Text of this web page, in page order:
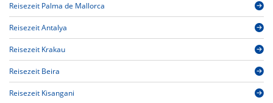
Reisezeit Palma de Mallorca
Reisezeit Antalya
Reisezeit Krakau
Reisezeit Beira
Reisezeit Kisangani